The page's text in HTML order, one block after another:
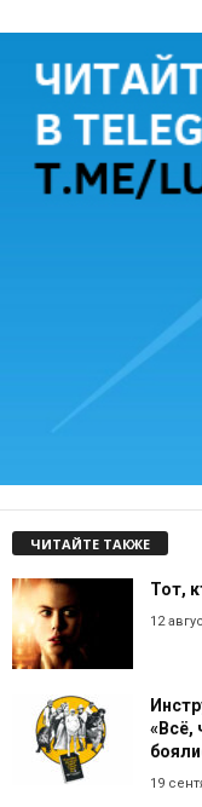
ЧИТАЙТЕ ТАКЖЕ
Тот,
12
«Всё,
19